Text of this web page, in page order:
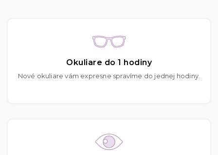
Okuliare do 1 hodiny
Nové okuliare vám expresne spravíme do jednej hodiny.